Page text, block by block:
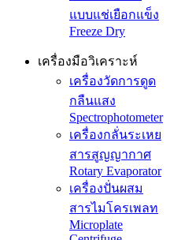
แบบแช่เยือกแข็ง
Freeze Dry
เครื่องมือวิเคราะห์
เครื่องวัดการดูด
กลืนแสง
Spectrophotometer
เครื่องกลั่นระเหย
สารสูญญากาศ
Rotary Evaporator
เครื่องปั่นผสม
สารไมโครเพลท
Microplate